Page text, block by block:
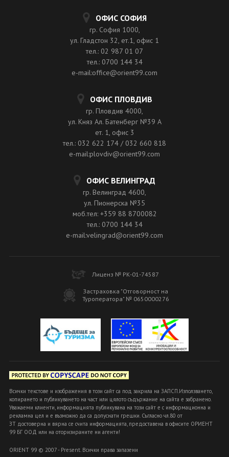
ОФИС СОФИЯ
гр. София 1000,
ул. Гладстон 32, ет.1, офис 1
тел.: 02 987 01 07
тел.: 0700 144 34
e-mail:office@orient99.com
ОФИС ПЛОВДИВ
гр. Пловдив 4000,
ул. Княз Ал. Батенберг №39 A
ет. 1, офис 3
тел.: 032 622 174 / 032 660 818
e-mail:plovdiv@orient99.com
ОФИС ВЕЛИНГРАД
гр. Велинград 4600,
ул. Пионерска №35
моб.тел: +359 88 8700082
тел.: 0700 144 34
e-mail:velingrad@orient99.com
Лиценз № РК-01-74587
Застраховка "Отговорност на
Туроператора" № 0650000276
Всички текстове и изображения в този сайт са под закрила на ЗАПСП.Използването,
копирането и публикуването на част или цялото съдържание на сайта е забранено.
Уважаеми клиенти, информацията публикувана на този сайт е с информационна и
рекламна цел и е възможно да са допуснати грешки. Съгласно чл.80 от
ЗТ достоверна и вярна се счита информацията, предоставена в офисите ОРИЕНТ
99 БГ ООД или на оторизираните ни агенти!
ORIENT 99 © 2007 - Present. Всички права запазени